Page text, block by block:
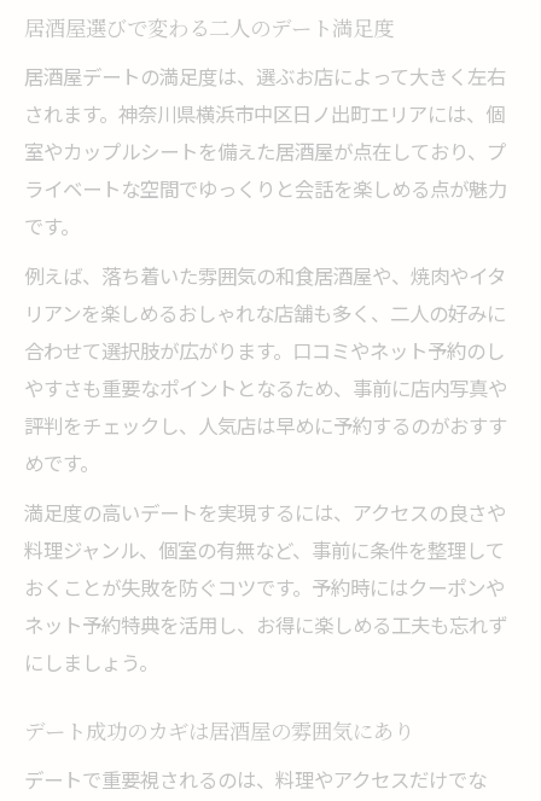
居酒屋選びで変わる二人のデート満足度
居酒屋デートの満足度は、選ぶお店によって大きく左右
されます。神奈川県横浜市中区日ノ出町エリアには、個
室やカップルシートを備えた居酒屋が点在しており、プ
ライベートな空間でゆっくりと会話を楽しめる点が魅力
です。
例えば、落ち着いた雰囲気の和食居酒屋や、焼肉やイタ
リアンを楽しめるおしゃれな店舗も多く、二人の好みに
合わせて選択肢が広がります。口コミやネット予約のし
やすさも重要なポイントとなるため、事前に店内写真や
評判をチェックし、人気店は早めに予約するのがおすす
めです。
満足度の高いデートを実現するには、アクセスの良さや
料理ジャンル、個室の有無など、事前に条件を整理して
おくことが失敗を防ぐコツです。予約時にはクーポンや
ネット予約特典を活用し、お得に楽しめる工夫も忘れず
にしましょう。
デート成功のカギは居酒屋の雰囲気にあり
デートで重要視されるのは、料理やアクセスだけでな